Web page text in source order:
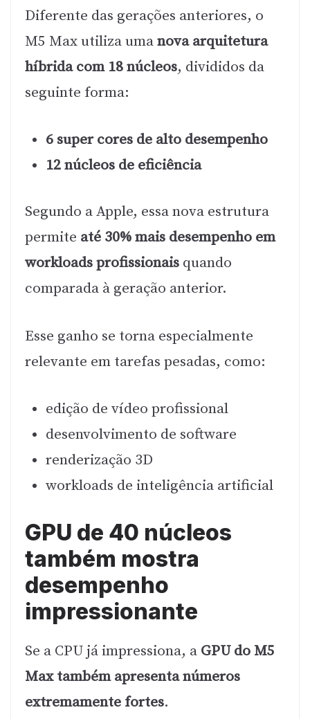
Diferente das gerações anteriores, o
M5 Max utiliza umanova arquitetura
híbrida com 18 núcleos, divididos da
seguinte forma:
6 super cores de alto desempenho
12 núcleos de eficiência
Segundo a Apple, essa nova estrutura
permite até 30% mais desempenho em
workloads profissionais quando
comparada à geração anterior.
Esse ganho se torna especialmente
relevante em tarefas pesadas, como:
edição de vídeo profissional
desenvolvimento de software
renderização 3D
workloads de inteligência artificial
GPU de 40 núcleos
também mostra
desempenho
impressionante
Se a CPU já impressiona, a GPU do M5
Max também apresenta números
extremamente fortes.